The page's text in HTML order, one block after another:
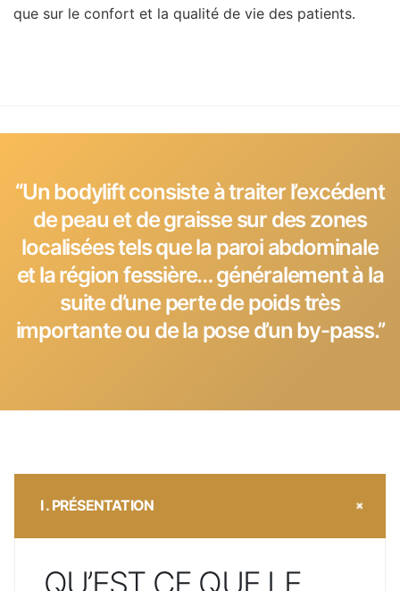
que sur le confort et la qualité de vie des patients.
‘‘Un bodylift consiste à traiter l’excédent
de peau et de graisse sur des zones
localisées tels que la paroi abdominale
et la région fessière… généralement à la
suite d’une perte de poids très
importante ou de la pose d’un by-pass.’’
I . PRÉSENTATION
QU’EST CE QUE LE